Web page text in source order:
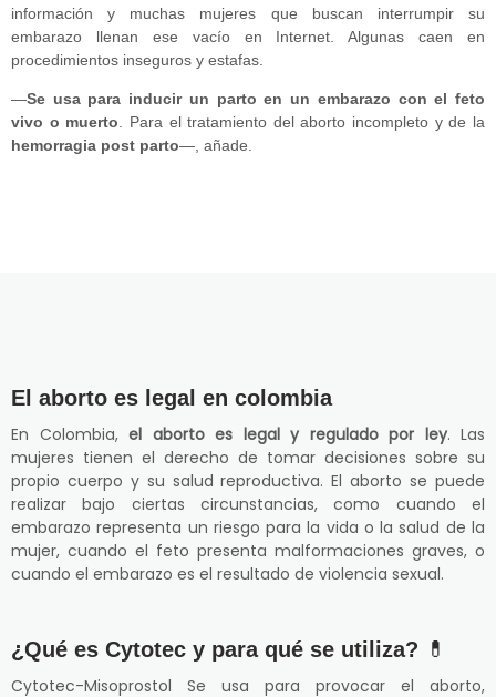
información y muchas mujeres que buscan interrumpir su
embarazo llenan ese vacío en Internet. Algunas caen en
procedimientos inseguros y estafas.
—Se usa para inducir un parto en un embarazo con el feto
vivo o muerto . Para el tratamiento del aborto incompleto y de la
hemorragia post parto—, añade.
El aborto es legal en colombia
En Colombia, el aborto es legal y regulado por ley. Las
mujeres tienen el derecho de tomar decisiones sobre su
propio cuerpo y su salud reproductiva. El aborto se puede
realizar bajo ciertas circunstancias, como cuando el
embarazo representa un riesgo para la vida o la salud de la
mujer, cuando el feto presenta malformaciones graves, o
cuando el embarazo es el resultado de violencia sexual.
¿Qué es Cytotec y para qué se utiliza? 💊
Cytotec-Misoprostol Se usa para provocar el aborto,